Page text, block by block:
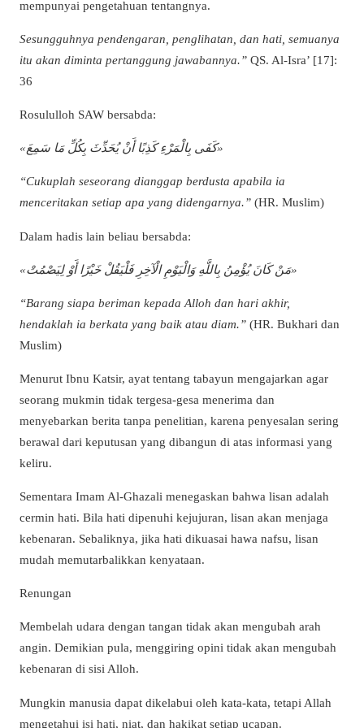
mempunyai pengetahuan tentangnya.
Sesungguhnya pendengaran, penglihatan, dan hati, semuanya
itu akan diminta pertanggung jawabannya.” QS. Al-Isra’ [17]:
36
Rosululloh SAW bersabda:
«كَفَى بِالْمَرْءِ كَذِبًا أَنْ يُحَدِّثَ بِكُلِّ مَا سَمِعَ»
“Cukuplah seseorang dianggap berdusta apabila ia
menceritakan setiap apa yang didengarnya.” (HR. Muslim)
Dalam hadis lain beliau bersabda:
«مَنْ كَانَ يُؤْمِنُ بِاللَّهِ وَالْيَوْمِ الْآخِرِ فَلْيَقُلْ خَيْرًا أَوْ لِيَصْمُتْ»
“Barang siapa beriman kepada Alloh dan hari akhir,
hendaklah ia berkata yang baik atau diam.” (HR. Bukhari dan
Muslim)
Menurut Ibnu Katsir, ayat tentang tabayun mengajarkan agar
seorang mukmin tidak tergesa-gesa menerima dan
menyebarkan berita tanpa penelitian, karena penyesalan sering
berawal dari keputusan yang dibangun di atas informasi yang
keliru.
Sementara Imam Al-Ghazali menegaskan bahwa lisan adalah
cermin hati. Bila hati dipenuhi kejujuran, lisan akan menjaga
kebenaran. Sebaliknya, jika hati dikuasai hawa nafsu, lisan
mudah memutarbalikkan kenyataan.
Renungan
Membelah udara dengan tangan tidak akan mengubah arah
angin. Demikian pula, menggiring opini tidak akan mengubah
kebenaran di sisi Alloh.
Mungkin manusia dapat dikelabui oleh kata-kata, tetapi Allah
mengetahui isi hati, niat, dan hakikat setiap ucapan.